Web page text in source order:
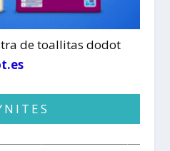
de toallitas dodot